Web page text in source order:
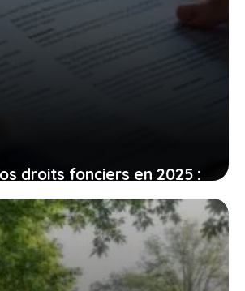
droits fonciers en 2025 :
un terrain, avec
coûts